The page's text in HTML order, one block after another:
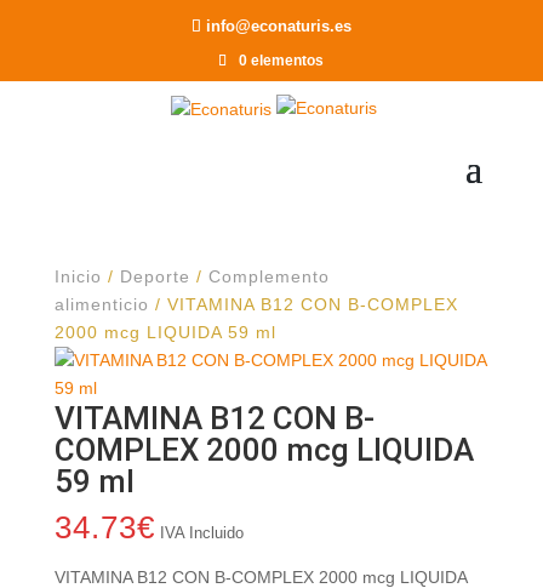
info@econaturis.es
0 elementos
Inicio / Deporte / Complemento
alimenticio / VITAMINA B12 CON B-COMPLEX
2000 mcg LIQUIDA 59 ml
VITAMINA B12 CON B-
COMPLEX 2000 mcg LIQUIDA
59 ml
34.73€ IVA Incluido
VITAMINA B12 CON B-COMPLEX 2000 mcg LIQUIDA